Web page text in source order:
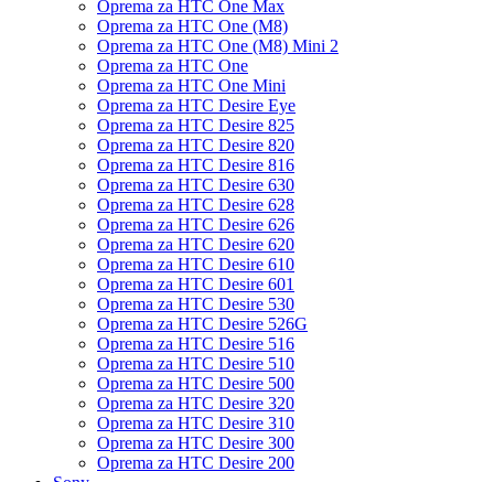
Oprema za HTC One Max
Oprema za HTC One (M8)
Oprema za HTC One (M8) Mini 2
Oprema za HTC One
Oprema za HTC One Mini
Oprema za HTC Desire Eye
Oprema za HTC Desire 825
Oprema za HTC Desire 820
Oprema za HTC Desire 816
Oprema za HTC Desire 630
Oprema za HTC Desire 628
Oprema za HTC Desire 626
Oprema za HTC Desire 620
Oprema za HTC Desire 610
Oprema za HTC Desire 601
Oprema za HTC Desire 530
Oprema za HTC Desire 526G
Oprema za HTC Desire 516
Oprema za HTC Desire 510
Oprema za HTC Desire 500
Oprema za HTC Desire 320
Oprema za HTC Desire 310
Oprema za HTC Desire 300
Oprema za HTC Desire 200